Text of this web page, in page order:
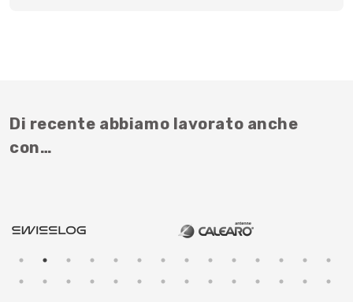
Di recente abbiamo lavorato anche
con…